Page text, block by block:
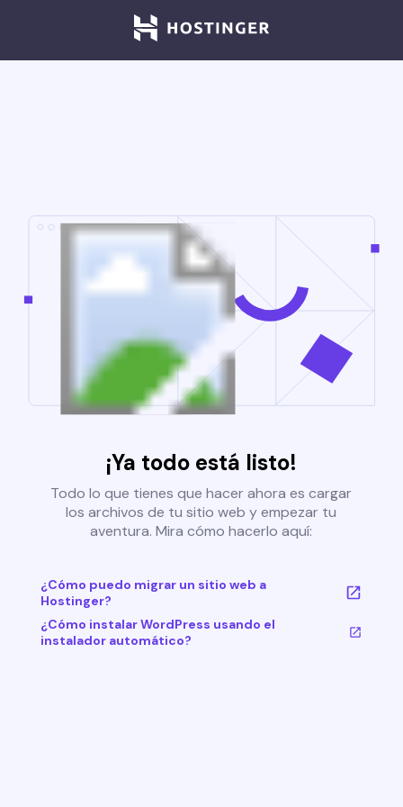
¡Ya todo está listo!
Todo lo que tienes que hacer ahora es cargar
los archivos de tu sitio web y empezar tu
aventura. Mira cómo hacerlo aquí:
¿Cómo puedo migrar un sitio web a
Hostinger?
¿Cómo instalar WordPress usando el
instalador automático?